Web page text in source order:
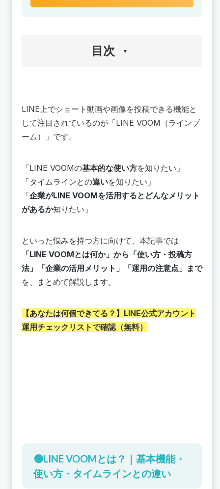
目次
LINE VOOMは「LINE版ミニSNS」
タイムラインとの違いは「発信範囲の広さ」
🟢LINE VOOMの特徴｜投稿方法・コンテンツ形
特徴②：コンテンツ内容
特徴③：リアクション機能
特徴④：無料で投稿でき、収益化も可能
🟢企業向けLINE VOOM活用のメリット｜認知拡
① フォロワー以外へもリーチでき、新規顧客の獲
得につながる
② コンテンツ型の「信頼形成」がしやすい
③ LINE公式アカウントとの相乗効果で販促力が
上がる
⑤ 投稿が残り続け、継続的に見られる
💡LINE VOOMのハッシュタグ活用＆分析のコツ
｜投稿効果を高める方法
プを解説
LINE VOOM 投稿方法
LINE上でショート動画や画像を投稿できる機能と
して注目されているのが「LINE VOOM（ラインブ
ーム）」です。
「LINE VOOMの基本的な使い方を知りたい」
「タイムラインとの違いを知りたい」
「企業がLINE VOOMを活用するとどんなメリット
があるか知りたい」
といった悩みを持つ方に向けて、本記事では
「LINE VOOMとは何か」から「使い方・投稿方
法」「企業の活用メリット」「運用の注意点」まで
を、まとめて解説します。
【あなたは何個できてる？】 LINE公式アカウント
運用チェックリストで確認（無料）
🟢LINE VOOMとは？｜基本機能・
使い方・タイムラインとの違い